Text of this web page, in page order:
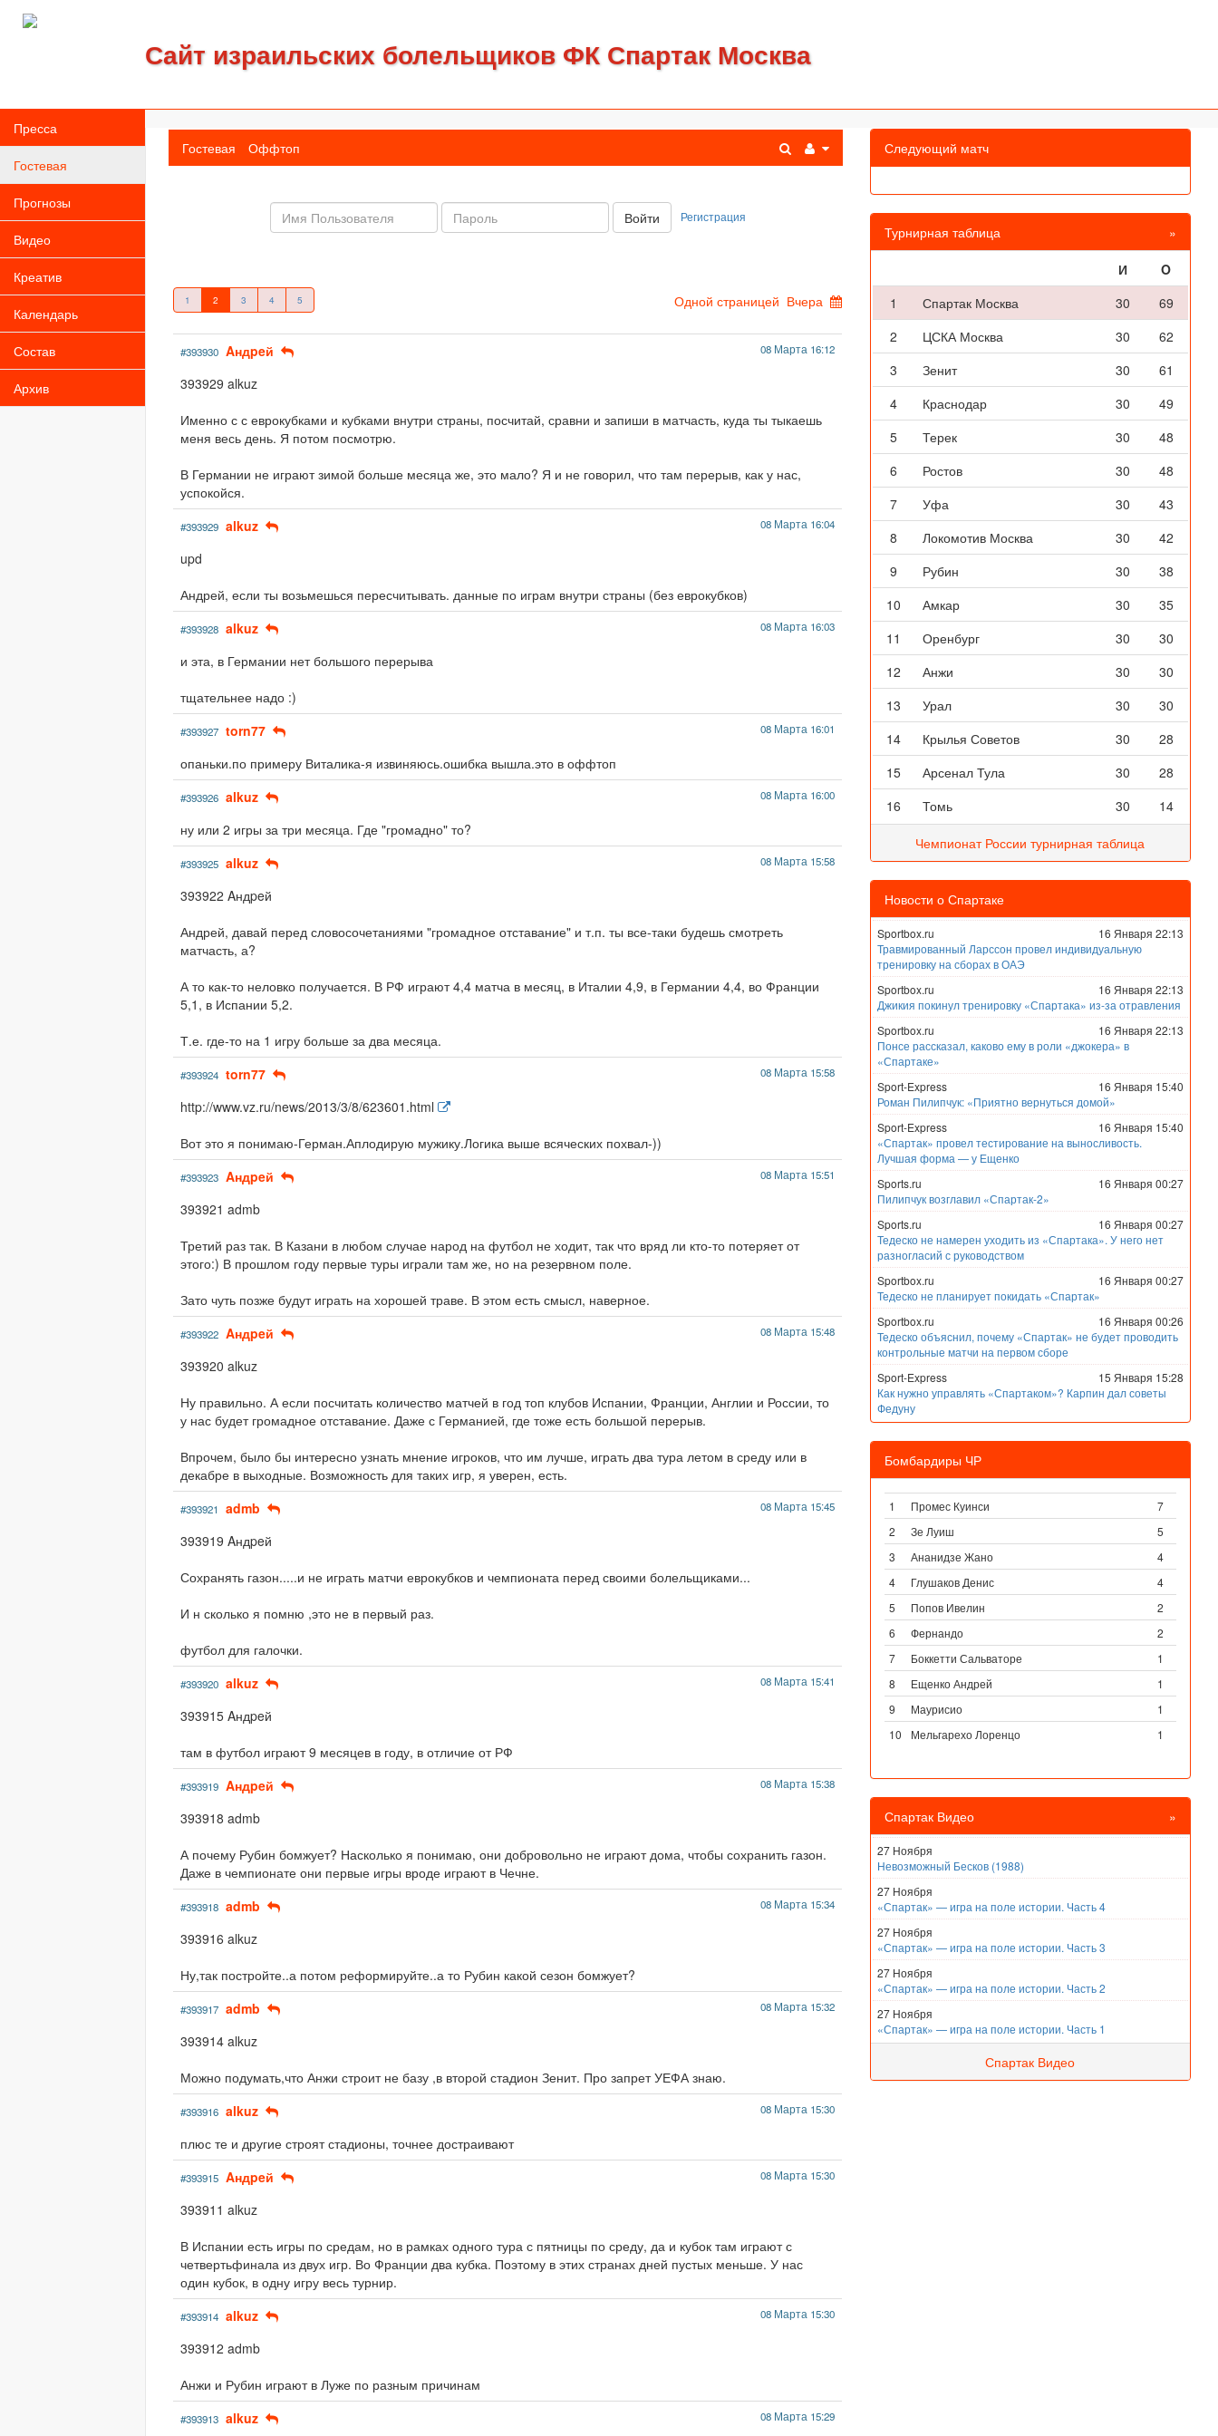
Сайт израильских болельщиков ФК Спартак Москва
Пресса
Гостевая
Прогнозы
Видео
Креатив
Календарь
Состав
Архив
Гостевая Оффтоп
Имя
пользователя
Пароль: Войти Регистрация
1 2 3 4 5 Одной страницей Вчера
#393930 Aндpeй 08 Марта 16:12
393929 alkuz
Именно с с еврокубками и кубками внутри страны, посчитай, сравни и запиши в матчасть, куда ты тыкаешь
меня весь день. Я потом посмотрю.
В Германии не играют зимой больше месяца же, это мало? Я и не говорил, что там перерыв, как у нас,
успокойся.
#393929 alkuz 08 Марта 16:04
upd
Андрей, если ты возьмешься пересчитывать. данные по играм внутри страны (без еврокубков)
#393928 alkuz 08 Марта 16:03
и эта, в Германии нет большого перерыва
тщательнее надо :)
#393927 torn77 08 Марта 16:01
опаньки.по примеру Виталика-я извиняюсь.ошибка вышла.это в оффтоп
#393926 alkuz 08 Марта 16:00
ну или 2 игры за три месяца. Где "громадно" то?
#393925 alkuz 08 Марта 15:58
393922 Aндpeй
Андрей, давай перед словосочетаниями "громадное отставание" и т.п. ты все-таки будешь смотреть
матчасть, а?
А то как-то неловко получается. В РФ играют 4,4 матча в месяц, в Италии 4,9, в Германии 4,4, во Франции
5,1, в Испании 5,2.
Т.е. где-то на 1 игру больше за два месяца.
#393924 torn77 08 Марта 15:58
http://www.vz.ru/news/2013/3/8/623601.html
Вот это я понимаю-Герман.Аплодирую мужику.Логика выше всяческих похвал-))
#393923 Aндpeй 08 Марта 15:51
393921 admb
Третий раз так. В Казани в любом случае народ на футбол не ходит, так что вряд ли кто-то потеряет от
этого:) В прошлом году первые туры играли там же, но на резервном поле.
Зато чуть позже будут играть на хорошей траве. В этом есть смысл, наверное.
#393922 Aндpeй 08 Марта 15:48
393920 alkuz
Ну правильно. А если посчитать количество матчей в год топ клубов Испании, Франции, Англии и России, то
у нас будет громадное отставание. Даже с Германией, где тоже есть большой перерыв.
Впрочем, было бы интересно узнать мнение игроков, что им лучше, играть два тура летом в среду или в
декабре в выходные. Возможность для таких игр, я уверен, есть.
#393921 admb 08 Марта 15:45
393919 Aндpeй
Сохранять газон.....и не играть матчи еврокубков и чемпионата перед своими болельщиками...
И н сколько я помню ,это не в первый раз.
футбол для галочки.
#393920 alkuz 08 Марта 15:41
393915 Aндpeй
там в футбол играют 9 месяцев в году, в отличие от РФ
#393919 Aндpeй 08 Марта 15:38
393918 admb
А почему Рубин бомжует? Насколько я понимаю, они добровольно не играют дома, чтобы сохранить газон.
Даже в чемпионате они первые игры вроде играют в Чечне.
#393918 admb 08 Марта 15:34
393916 alkuz
Ну,так постройте..а потом реформируйте..а то Рубин какой сезон бомжует?
#393917 admb 08 Марта 15:32
393914 alkuz
Можно подумать,что Анжи строит не базу ,в второй стадион Зенит. Про запрет УЕФА знаю.
#393916 alkuz 08 Марта 15:30
плюс те и другие строят стадионы, точнее достраивают
#393915 Aндpeй 08 Марта 15:30
393911 alkuz
В Испании есть игры по средам, но в рамках одного тура с пятницы по среду, да и кубок там играют с
четвертьфинала из двух игр. Во Франции два кубка. Поэтому в этих странах дней пустых меньше. У нас
один кубок, в одну игру весь турнир.
#393914 alkuz 08 Марта 15:30
393912 admb
Анжи и Рубин играют в Луже по разным причинам
#393913 alkuz 08 Марта 15:29
Следующий матч
Турнирная таблица »
И
O
1
Спартак Москва 30
69
2
ЦСКА Москва 30
62
3
Зенит 30
61
4
Краснодар 30
49
5
Терек 30
48
6
Ростов 30
48
7
Уфа 30
43
8
Локомотив Москва 30
42
9
Рубин 30
38
10
Амкар 30
35
11
Оренбург 30
30
12
Анжи 30
30
13
Урал 30
30
14
Крылья Советов 30
28
15
Арсенал Тула 30
28
16
Томь 30 14
Чемпионат России турнирная таблица
Новости о Спартаке
Sportbox.ru
16 Января 22:13
Травмированный Ларссон провел индивидуальную
тренировку на сборах в ОАЭ
Sportbox.ru
16 Января 22:13
Джикия покинул тренировку «Спартака» из-за отравления
Sportbox.ru
16 Января 22:13
Понсе рассказал, каково ему в роли «джокера» в
«Спартаке»
Sport-Express
16 Января 15:40
Роман Пилипчук: «Приятно вернуться домой»
Sport-Express
16 Января 15:40
«Спартак» провел тестирование на выносливость.
Лучшая форма — у Ещенко
Sports.ru
16 Января 00:27
Пилипчук возглавил «Спартак-2»
Sports.ru
16 Января 00:27
Тедеско не намерен уходить из «Спартака». У него нет
разногласий с руководством
Sportbox.ru
16 Января 00:27
Тедеско не планирует покидать «Спартак»
Sportbox.ru
16 Января 00:26
Тедеско объяснил, почему «Спартак» не будет проводить
контрольные матчи на первом сборе
Sport-Express
15 Января 15:28
Как нужно управлять «Спартаком»? Карпин дал советы
Федуну
Бомбардиры ЧР
1 Промес Куинси
7
2
Зе Луиш
5
3
Ананидзе Жано
4
4
Глушаков Денис
4
5
Попов Ивелин
2
6
Фернандо
2
7
Боккетти Сальваторе
1
8
Ещенко Андрей
1
9
Маурисио
1
10
Мельгарехо Лоренцо 1
Спартак Видео »
27 Ноября
Невозможный Бесков (1988)
27 Ноября
«Спартак» — игра на поле истории. Часть 4
27 Ноября
«Спартак» — игра на поле истории. Часть 3
27 Ноября
«Спартак» — игра на поле истории. Часть 2
27 Ноября
«Спартак» — игра на поле истории. Часть 1
Спартак Видео